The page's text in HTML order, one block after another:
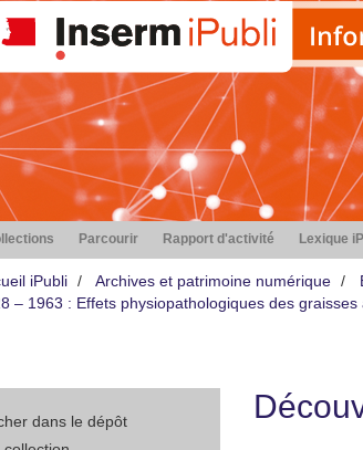
Parcourir Rapport d'activité Lexique
iPubli Archives et patrimoine numérique
– 1963 : Effets physiopathologiques des graisses
dans le dépôt